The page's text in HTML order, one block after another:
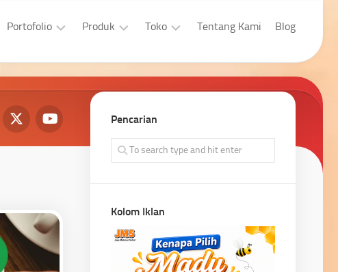
Portofolio
Website
I
Website
Produk
Properti
Aplikasi
Penjualan
Toko Tentang Kami Blog
Pencarian
Kolom Iklan